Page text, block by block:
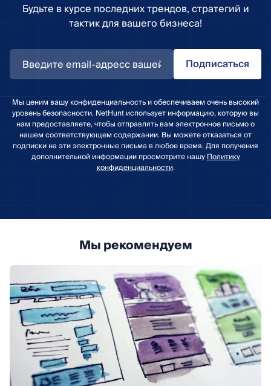
Будьте в курсе последних трендов, стратегий и
тактик для вашего бизнеса!
Подписаться
Мы ценим вашу конфиденциальность и обеспечиваем очень высокий
уровень безопасности. NetHunt использует информацию, которую вы
нам предоставляете, чтобы отправлять вам электронное письмо о
нашем соответствующем содержании. Вы можете отказаться от
подписки на эти электронные письма в любое время. Для получения
дополнительной информации просмотрите нашуПолитику
конфиденциальности.
Мы рекомендуем